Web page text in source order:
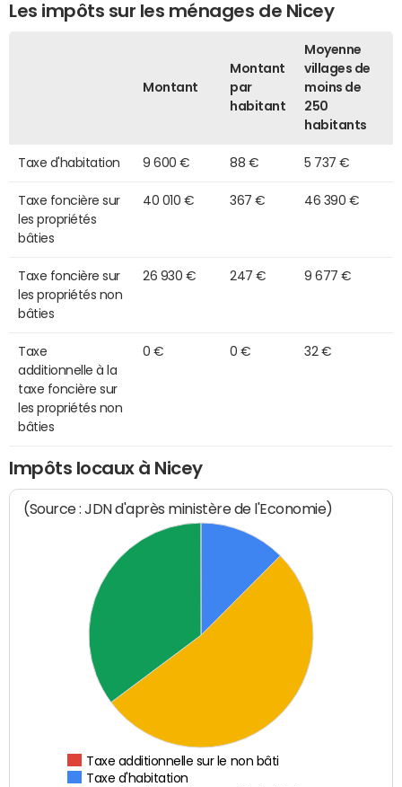
Les impôts sur les ménages de Nicey
Montant
Montant
par
habitant
Moyenne
villages de
moins de
250
habitants
Taxe d'habitation 9 600 € 88 € 5 737 €
Taxe foncière sur
les propriétés
bâties
40 010 € 367 € 46 390 €
Taxe foncière sur
les propriétés non
bâties
26 930 € 247 € 9 677 €
Taxe
additionnelle à la
taxe foncière sur
les propriétés non
bâties
0 € 0 € 32 €
Impôts locaux à Nicey
(Source : JDN d'après ministère de l'Economie)
Taxe additionnelle sur le non bâti
Taxe d'habitation